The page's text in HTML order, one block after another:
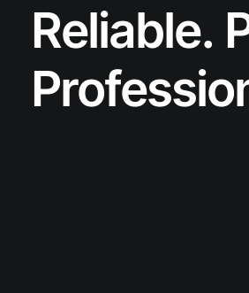
Reliable.